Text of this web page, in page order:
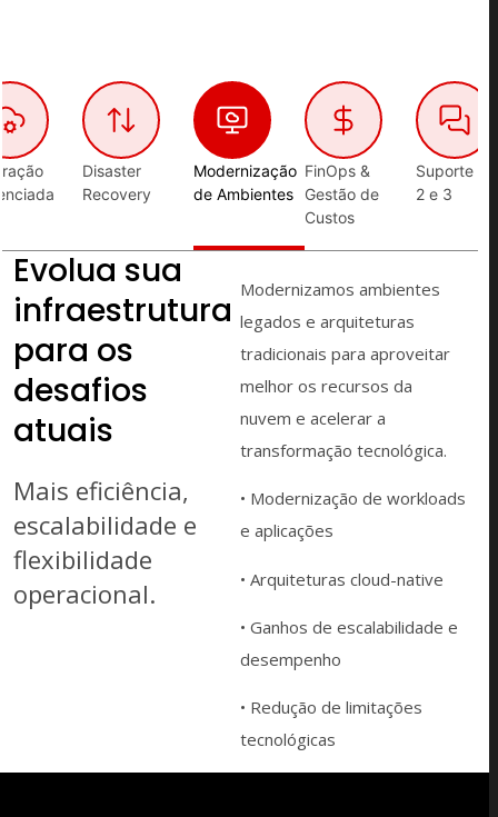
Disaster
Recovery
Modernização
de Ambientes
FinOps &
Gestão de
Custos
Suporte
2 e 3
Evolua sua
infraestrutura
para os
desafios
atuais
Mais eficiência,
escalabilidade e
flexibilidade
operacional.
Modernizamos ambientes
legados e arquiteturas
tradicionais para aproveitar
melhor os recursos da
nuvem e acelerar a
transformação tecnológica.
• Modernização de workloads
e aplicações
• Arquiteturas cloud-native
• Ganhos de escalabilidade e
desempenho
• Redução de limitações
tecnológicas